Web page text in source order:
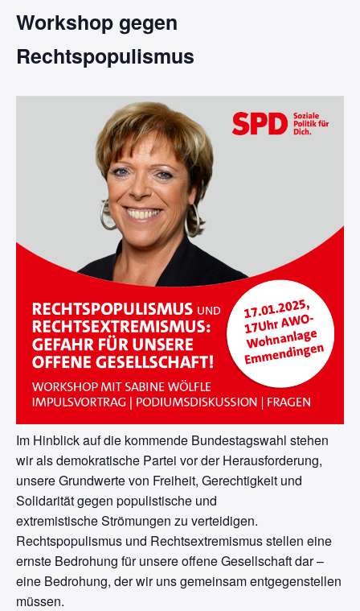
Workshop gegen
Rechtspopulismus
Im Hinblick auf die kommende Bundestagswahl stehen
wir als demokratische Partei vor der Herausforderung,
unsere Grundwerte von Freiheit, Gerechtigkeit und
Solidarität gegen populistische und
extremistische Strömungen zu verteidigen.
Rechtspopulismus und Rechtsextremismus stellen eine
ernste Bedrohung für unsere offene Gesellschaft dar –
eine Bedrohung, der wir uns gemeinsam entgegenstellen
müssen.